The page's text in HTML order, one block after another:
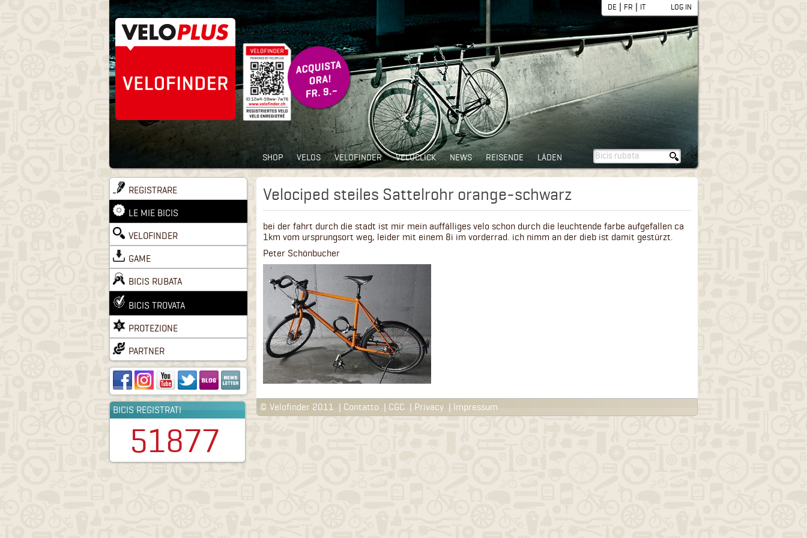
DE | FR | IT LOG IN
SHOP VELOS VELOFINDER VELOCLICK NEWS REISENDE LÄDEN
REGISTRARE
LE MIE BICIS
VELOFINDER
GAME
BICIS RUBATA
BICIS TROVATA
PROTEZIONE
PARTNER
BICIS REGISTRATI
51877
Velociped steiles Sattelrohr orange-schwarz
bei der fahrt durch die stadt ist mir mein auffälliges velo schon durch die leuchtende farbe aufgefallen ca
1km vom ursprungsort weg, leider mit einem 8i im vorderrad. ich nimm an der dieb ist damit gestürzt.
Peter Schönbucher
© Velofinder 2011 Contatto CGC Privacy Impressum